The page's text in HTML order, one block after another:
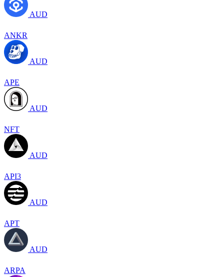
AUD
ANKR
AUD
APE
AUD
NFT
AUD
API3
AUD
APT
AUD
ARPA